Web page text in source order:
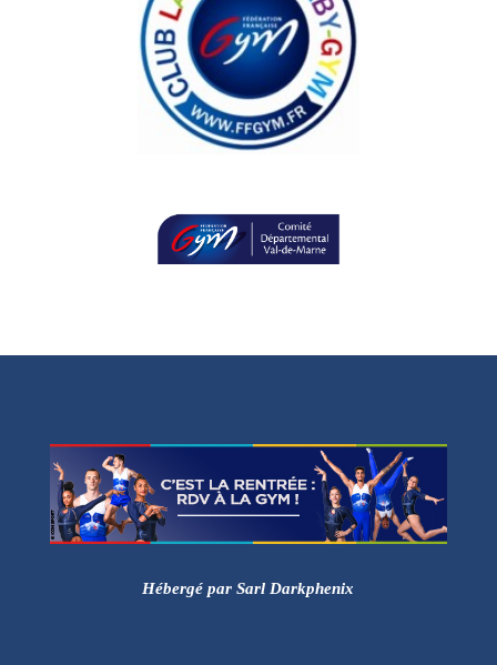
Hébergé par Sarl Darkphenix